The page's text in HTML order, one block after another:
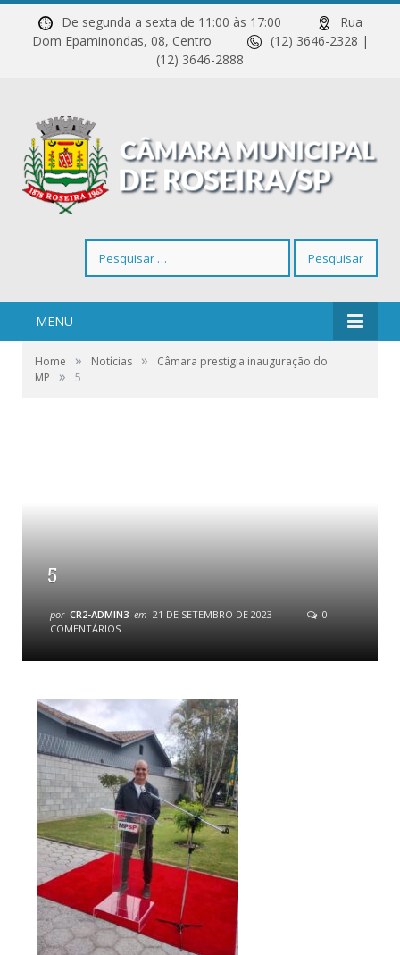
De segunda a sexta de 11:00 às 17:00
Rua
Dom Epaminondas, 08, Centro
(12) 3646-2328 |
(12) 3646-2888
por:
MENU
Home » Notícias »
Câmara prestigia inauguração do
MP
» 5
5
por CR2-ADMIN3 em 21 DE SETEMBRO DE 2023
0
COMENTÁRIOS